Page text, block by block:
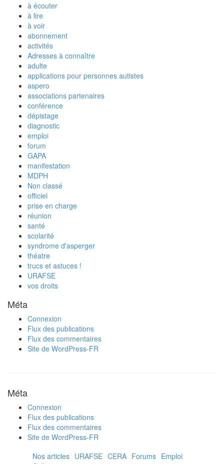
à écouter
à lire
à voir
abonnement
activités
Adresses à connaître
adulte
applications pour personnes autistes
aspero
associations partenaires
conférence
dépistage
diagnostic
emploi
forum
GAPA
manifestation
MDPH
Non classé
officiel
prise en charge
réunion
santé
scolarité
syndrome d'asperger
théatre
trucs et astuces !
URAFSE
vos droits
Méta
Connexion
Flux des publications
Flux des commentaires
Site de WordPress-FR
Méta
Connexion
Flux des publications
Flux des commentaires
Site de WordPress-FR
Nos articles URAFSE CERA Forums Emploi